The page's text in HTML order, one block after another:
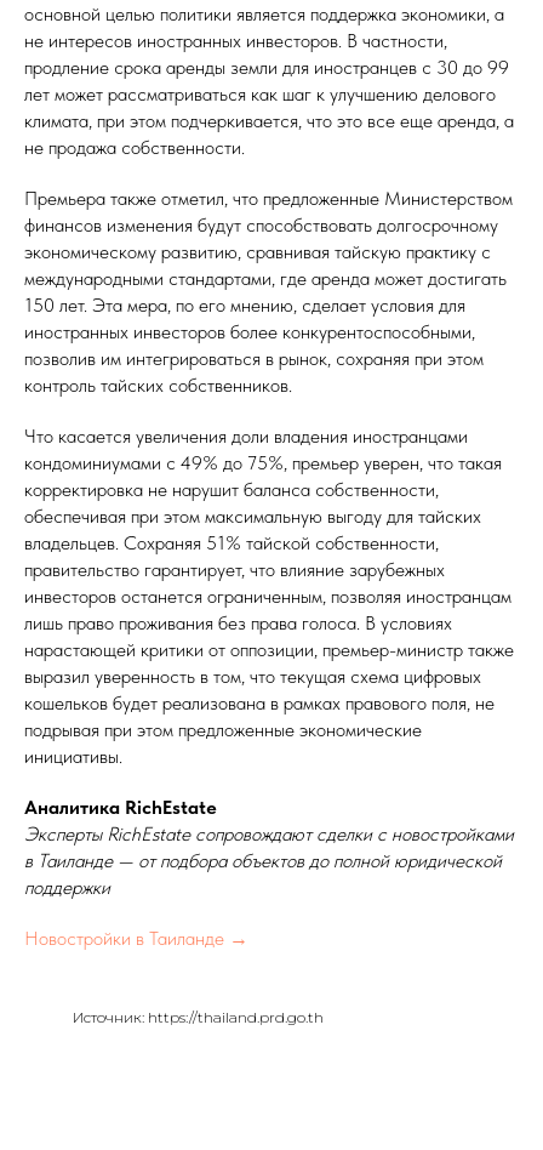
основной целью политики является поддержка экономики, а
не интересов иностранных инвесторов. В частности,
продление срока аренды земли для иностранцев с 30 до 99
лет может рассматриваться как шаг к улучшению делового
климата, при этом подчеркивается, что это все еще аренда, а
не продажа собственности.
Премьера также отметил, что предложенные Министерством
финансов изменения будут способствовать долгосрочному
экономическому развитию, сравнивая тайскую практику с
международными стандартами, где аренда может достигать
150 лет. Эта мера, по его мнению, сделает условия для
иностранных инвесторов более конкурентоспособными,
позволив им интегрироваться в рынок, сохраняя при этом
контроль тайских собственников.
Что касается увеличения доли владения иностранцами
кондоминиумами с 49% до 75%, премьер уверен, что такая
корректировка не нарушит баланса собственности,
обеспечивая при этом максимальную выгоду для тайских
владельцев. Сохраняя 51% тайской собственности,
правительство гарантирует, что влияние зарубежных
инвесторов останется ограниченным, позволяя иностранцам
лишь право проживания без права голоса. В условиях
нарастающей критики от оппозиции, премьер-министр также
выразил уверенность в том, что текущая схема цифровых
кошельков будет реализована в рамках правового поля, не
подрывая при этом предложенные экономические
инициативы.
Аналитика RichEstate
Эксперты RichEstate сопровождают сделки с новостройками
в Таиланде — от подбора объектов до полной юридической
поддержки
Новостройки в Таиланде →
Источник: https://thailand.prd.go.th